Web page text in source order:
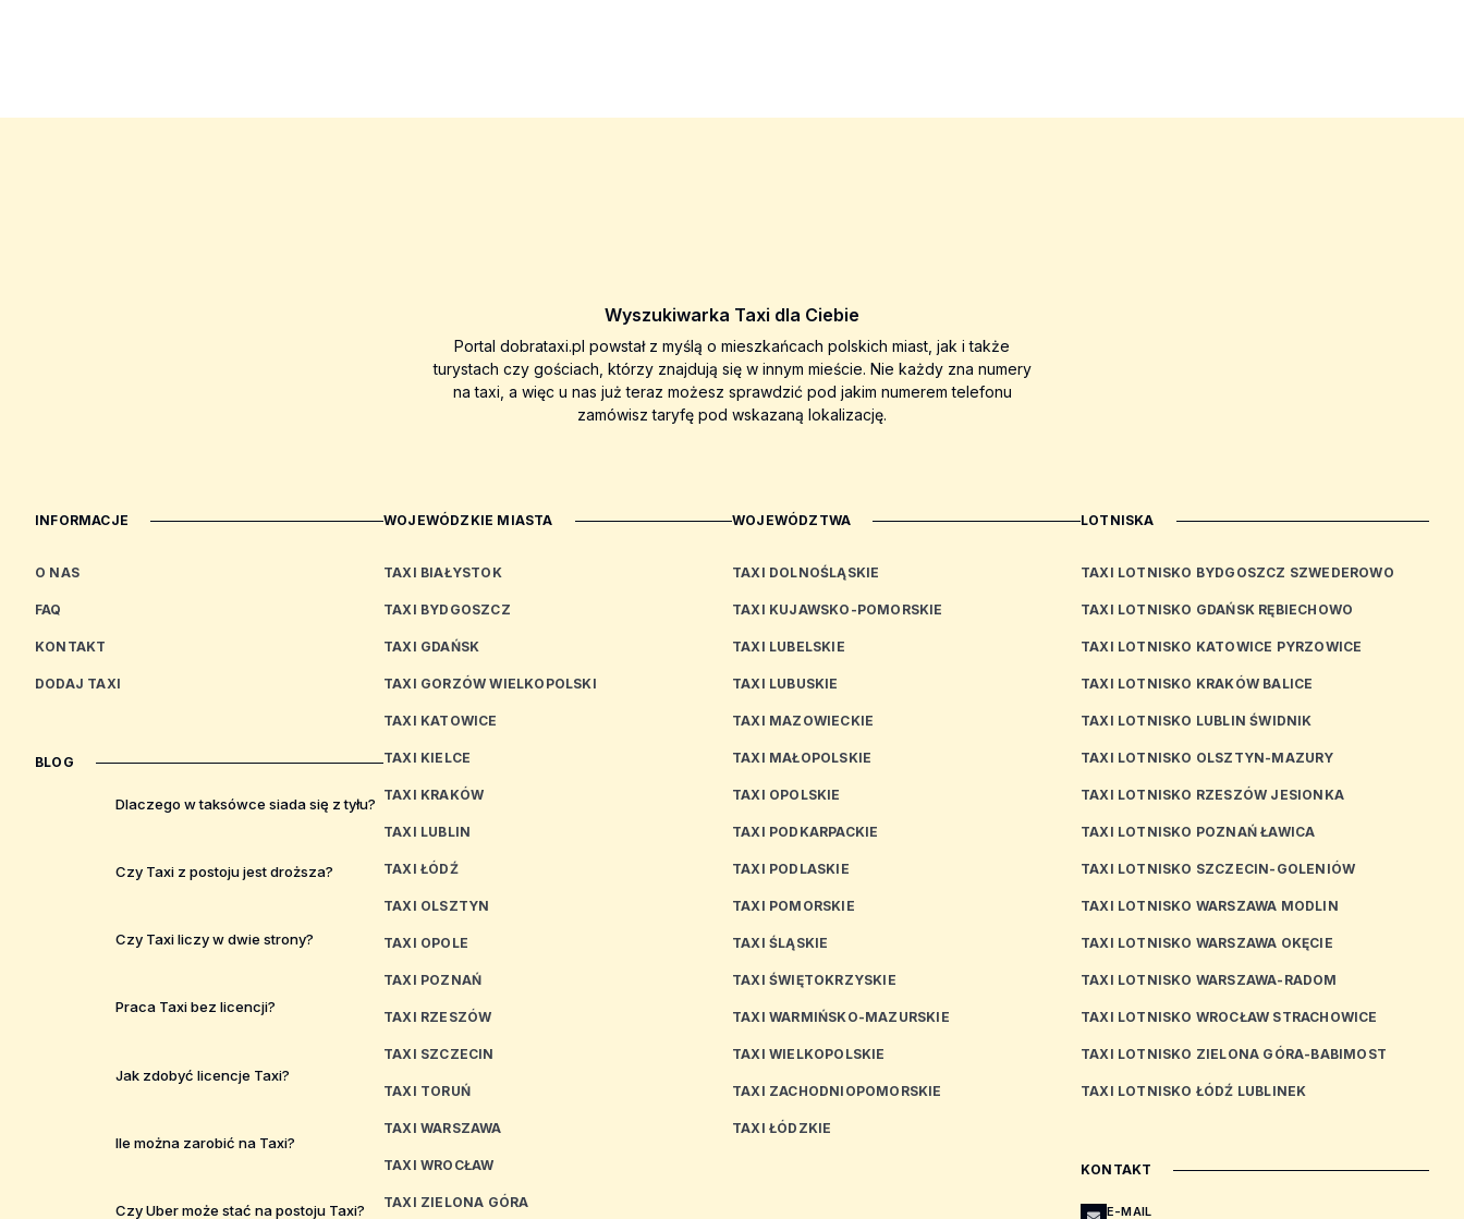
Wyszukiwarka Taxi dla Ciebie
Portal dobrataxi.pl powstał z myślą o mieszkańcach polskich miast, jak i także
turystach czy gościach, którzy znajdują się w innym mieście. Nie każdy zna numery
na taxi, a więc u nas już teraz możesz sprawdzić pod jakim numerem telefonu
zamówisz taryfę pod wskazaną lokalizację.
INFORMACJE
O NAS
FAQ
KONTAKT
DODAJ TAXI
BLOG
Dlaczego w taksówce siada się z tyłu?
Czy Taxi z postoju jest droższa?
Czy Taxi liczy w dwie strony?
Praca Taxi bez licencji?
Jak zdobyć licencje Taxi?
Ile można zarobić na Taxi?
Czy Uber może stać na postoju Taxi?
WOJEWÓDZKIE MIASTA
TAXI BIAŁYSTOK
TAXI BYDGOSZCZ
TAXI GDAŃSK
TAXI GORZÓW WIELKOPOLSKI
TAXI KATOWICE
TAXI KIELCE
TAXI KRAKÓW
TAXI LUBLIN
TAXI ŁÓDŹ
TAXI OLSZTYN
TAXI OPOLE
TAXI POZNAŃ
TAXI RZESZÓW
TAXI SZCZECIN
TAXI TORUŃ
TAXI WARSZAWA
TAXI WROCŁAW
TAXI ZIELONA GÓRA
WOJEWÓDZTWA
TAXI DOLNOŚLĄSKIE
TAXI KUJAWSKO-POMORSKIE
TAXI LUBELSKIE
TAXI LUBUSKIE
TAXI MAZOWIECKIE
TAXI MAŁOPOLSKIE
TAXI OPOLSKIE
TAXI PODKARPACKIE
TAXI PODLASKIE
TAXI POMORSKIE
TAXI ŚLĄSKIE
TAXI ŚWIĘTOKRZYSKIE
TAXI WARMIŃSKO-MAZURSKIE
TAXI WIELKOPOLSKIE
TAXI ZACHODNIOPOMORSKIE
TAXI ŁÓDZKIE
LOTNISKA
TAXI LOTNISKO BYDGOSZCZ SZWEDEROWO
TAXI LOTNISKO GDAŃSK RĘBIECHOWO
TAXI LOTNISKO KATOWICE PYRZOWICE
TAXI LOTNISKO KRAKÓW BALICE
TAXI LOTNISKO LUBLIN ŚWIDNIK
TAXI LOTNISKO OLSZTYN-MAZURY
TAXI LOTNISKO RZESZÓW JESIONKA
TAXI LOTNISKO POZNAŃ ŁAWICA
TAXI LOTNISKO SZCZECIN-GOLENIÓW
TAXI LOTNISKO WARSZAWA MODLIN
TAXI LOTNISKO WARSZAWA OKĘCIE
TAXI LOTNISKO WARSZAWA-RADOM
TAXI LOTNISKO WROCŁAW STRACHOWICE
TAXI LOTNISKO ZIELONA GÓRA-BABIMOST
TAXI LOTNISKO ŁÓDŹ LUBLINEK
KONTAKT
E-MAIL